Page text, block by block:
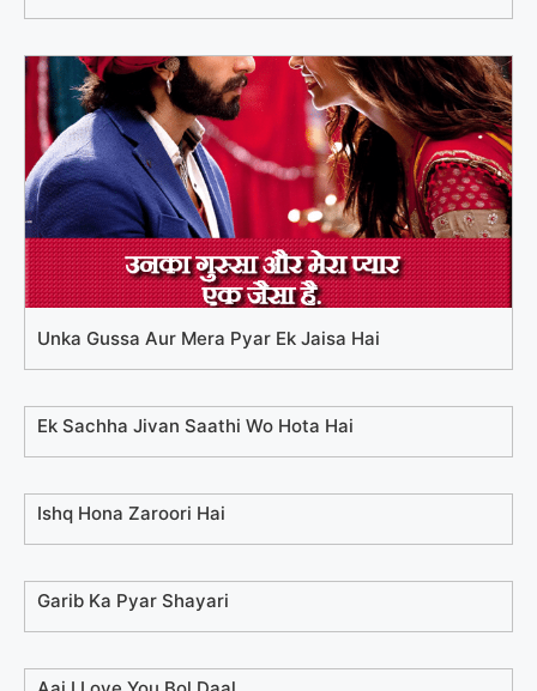
Unka Gussa Aur Mera Pyar Ek Jaisa Hai
Ek Sachha Jivan Saathi Wo Hota Hai
Ishq Hona Zaroori Hai
Garib Ka Pyar Shayari